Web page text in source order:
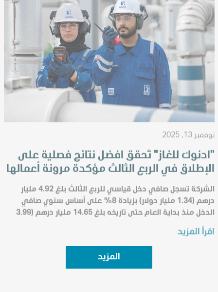
"أدنوك للغاز" تُحقق أفضل نتائج فصلية على
الإطلاق في الربع الثالث مؤكدة مرونة أعمالها
وقدرتها على النمو في سوق الطاقة سريع
التغيرات
الشركة تسجل صافي دخل قياسي للربع الثالث بلغ 4.92 مليار
الدخل منذ بداية العام حتى تاريخه بلغ 14.65 مليار درهم (3.99
مليار دولار) بزيادة 10% مقارنة بالفترة ذاتها م...
اقرأ المزيد
المزيد